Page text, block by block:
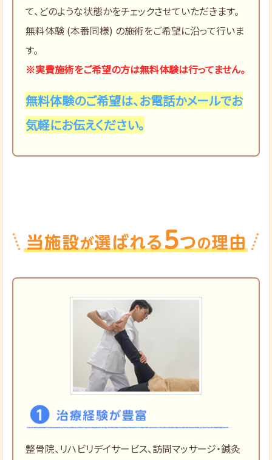
て、どのような状態かをチェックさせていただきます。
無料体験 (本番同様) の施術をご希望に沿って行いま
す。
※実費施術をご希望の方は無料体験は行ってません。
無料体験のご希望は、お電話かメールでお
気軽にお伝えください。
整骨院、リハビリデイサービス、訪問マッサージ・鍼灸